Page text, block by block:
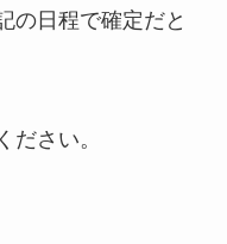
の日程で確定だと
ださい。